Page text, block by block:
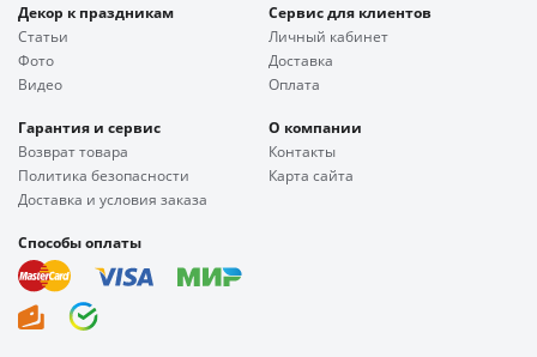
Декор к праздникам
Статьи
Фото
Видео
Сервис для клиентов
Личный кабинет
Доставка
Оплата
Гарантия и сервис
Возврат товара
Политика безопасности
Доставка и условия заказа
О компании
Контакты
Карта сайта
Способы оплаты